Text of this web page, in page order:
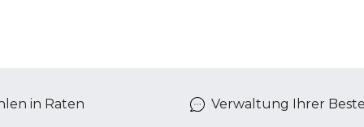
in Raten Verwaltung Ihrer